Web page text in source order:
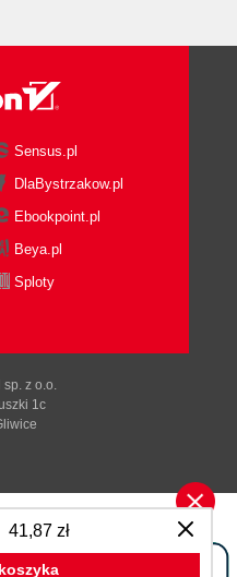
izolowanego (159)
sandboxType (159)
przed
(168)
opartego na
oparte na gniazdach
wersją
z wiersza
41,87 zł
Sensus.pl
DlaBystrzakow.pl
Ebookpoint.pl
Beya.pl
Sploty
sp. z o.o.
1c